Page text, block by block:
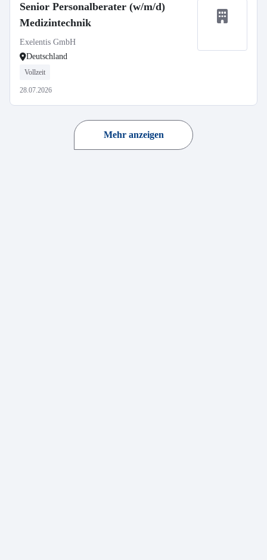
Senior Personalberater (w/m/d)
Medizintechnik
Exelentis GmbH
Deutschland
Vollzeit
28.07.2026
Mehr anzeigen